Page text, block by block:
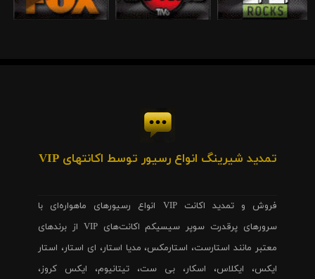
تمدید شیرینگ انواع رسیور توسط اکانتهای VIP
فروش و تمدید اکانت VIP انواع رسیورهای ماهواره‌ای با
سرورهای پرقدرت سوپر سیسیکم اکانت‌های VIP از برندهای
معتبر مانند استارست، استارمکس، مدیا استار، ای استار، استار
ایکس، ایکلاس، اسکار، بی ست، تیتانیوم، ایکس کروز،